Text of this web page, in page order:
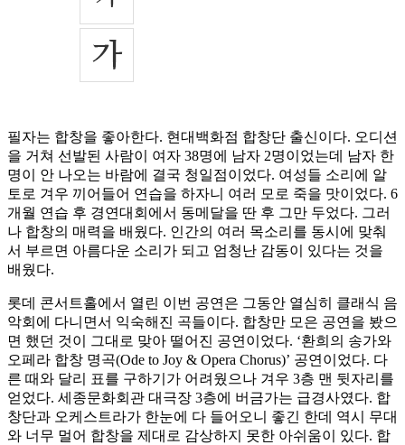
필자는 합창을 좋아한다. 현대백화점 합창단 출신이다. 오디션
을 거쳐 선발된 사람이 여자 38명에 남자 2명이었는데 남자 한
명이 안 나오는 바람에 결국 청일점이었다. 여성들 소리에 알
토로 겨우 끼어들어 연습을 하자니 여러 모로 죽을 맛이었다. 6
개월 연습 후 경연대회에서 동메달을 딴 후 그만 두었다. 그러
나 합창의 매력을 배웠다. 인간의 여러 목소리를 동시에 맞춰
서 부르면 아름다운 소리가 되고 엄청난 감동이 있다는 것을
배웠다.
롯데 콘서트홀에서 열린 이번 공연은 그동안 열심히 클래식 음
악회에 다니면서 익숙해진 곡들이다. 합창만 모은 공연을 봤으
면 했던 것이 그대로 맞아 떨어진 공연이었다. ‘환희의 송가와
오페라 합창 명곡(Ode to Joy & Opera Chorus)’ 공연이었다. 다
른 때와 달리 표를 구하기가 어려웠으나 겨우 3층 맨 뒷자리를
얻었다. 세종문화회관 대극장 3층에 버금가는 급경사였다. 합
창단과 오케스트라가 한눈에 다 들어오니 좋긴 한데 역시 무대
와 너무 멀어 합창을 제대로 감상하지 못한 아쉬움이 있다. 합